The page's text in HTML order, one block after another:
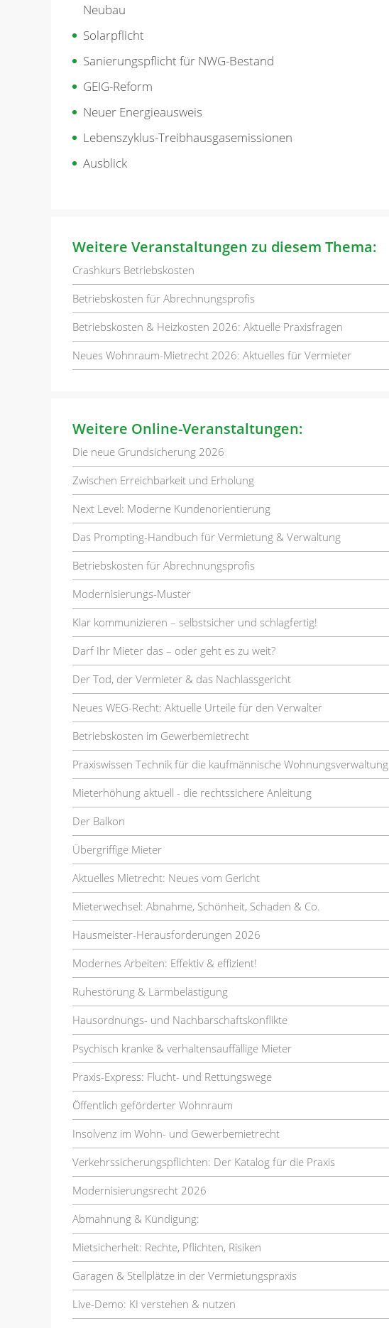
Neubau
Solarpflicht
Sanierungspflicht für NWG-Bestand
GEIG-Reform
Neuer Energieausweis
Lebenszyklus-Treibhausgasemissionen
Ausblick
Weitere Veranstaltungen zu diesem Thema:
Crashkurs Betriebskosten
Betriebskosten für Abrechnungsprofis
Betriebskosten & Heizkosten 2026: Aktuelle Praxisfragen
Neues Wohnraum-Mietrecht 2026: Aktuelles für Vermieter
Weitere Online-Veranstaltungen:
Die neue Grundsicherung 2026
Zwischen Erreichbarkeit und Erholung
Next Level: Moderne Kundenorientierung
Das Prompting-Handbuch für Vermietung & Verwaltung
Betriebskosten für Abrechnungsprofis
Modernisierungs-Muster
Klar kommunizieren – selbstsicher und schlagfertig!
Darf Ihr Mieter das – oder geht es zu weit?
Der Tod, der Vermieter & das Nachlassgericht
Neues WEG-Recht: Aktuelle Urteile für den Verwalter
Betriebskosten im Gewerbemietrecht
Praxiswissen Technik für die kaufmännische Wohnungsverwaltung
Mieterhöhung aktuell - die rechtssichere Anleitung
Der Balkon
Übergriffige Mieter
Aktuelles Mietrecht: Neues vom Gericht
Mieterwechsel: Abnahme, Schönheit, Schaden & Co.
Hausmeister-Herausforderungen 2026
Modernes Arbeiten: Effektiv & effizient!
Ruhestörung & Lärmbelästigung
Hausordnungs- und Nachbarschaftskonflikte
Psychisch kranke & verhaltensauffällige Mieter
Praxis-Express: Flucht- und Rettungswege
Öffentlich geförderter Wohnraum
Insolvenz im Wohn- und Gewerbemietrecht
Verkehrssicherungspflichten: Der Katalog für die Praxis
Modernisierungsrecht 2026
Abmahnung & Kündigung:
Mietsicherheit: Rechte, Pflichten, Risiken
Garagen & Stellplätze in der Vermietungspraxis
Live-Demo: KI verstehen & nutzen